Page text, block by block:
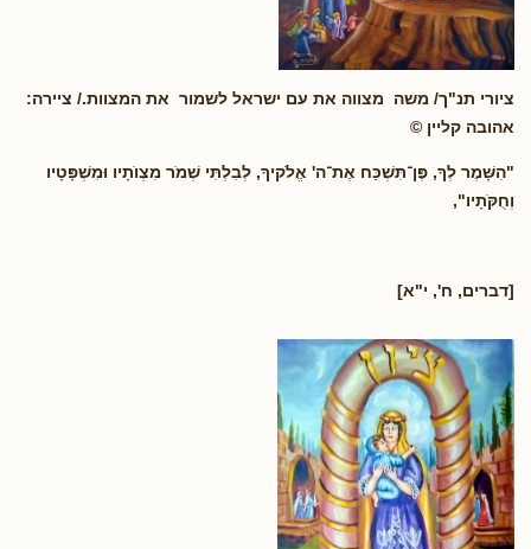
ציורי תנ"ך/ משה מצווה את עם ישראל לשמור את המצוות./ ציירה:
אהובה קליין ©
"הִשָּׁמֶר לְךָ, פֶּן־תִּשְׁכַּח אֶת־ה' אֱלֹקיךָ, לְבִלְתִּי שְׁמֹר מִצְוֺתָיו וּמִשְׁפָּטָיו
וְחֻקֹּתָיו",
[דברים, ח', י"א]